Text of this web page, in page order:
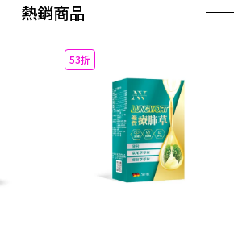
熱銷商品
53折